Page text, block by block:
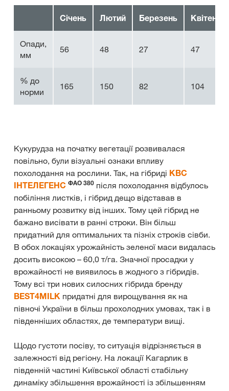
Січень Лютий Березень Квітень
Опади,
мм
56 48 27 47
% до
норми
165 150 82 104
Кукурудза на початку вегетації розвивалася
повільно, були візуальні ознаки впливу
похолодання на рослини. Так, на гібриді КВС
ІНТЕЛЕГЕНС ФАО 380 після похолодання відбулось
побіління листків, і гібрид дещо відставав в
ранньому розвитку від інших. Тому цей гібрид не
бажано висівати в ранні строки. Він більш
придатний для оптимальних та пізніх строків сівби.
В обох локаціях урожайність зеленої маси видалась
досить високою – 60,0 т/га. Значної просадки у
врожайності не виявилось в жодного з гібридів.
Тому всі три нових силосних гібрида бренду
BEST4MILK придатні для вирощування як на
півночі України в більш прохолодних умовах, так і в
південніших областях, де температури вищі.
Щодо густоти посіву, то ситуація відрізняється в
залежності від регіону. На локації Кагарлик в
південній частині Київської області стабільну
динаміку збільшення врожайності із збільшенням